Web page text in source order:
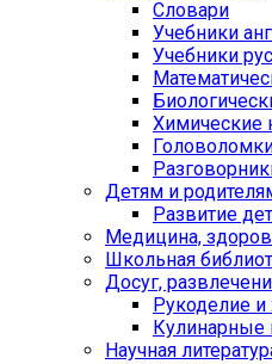
Словари
Учебники
Учебники
Химические
Детям и
Развитие
Медицина,
Школьная
Досуг,
Рукоделие и
Кулинарные
Научная